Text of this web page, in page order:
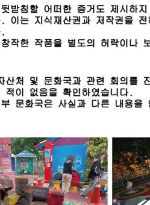
趣｜皮革旅行護照夾【繽紛派
色彩繽紛 台灣設計便利收納
NT$580